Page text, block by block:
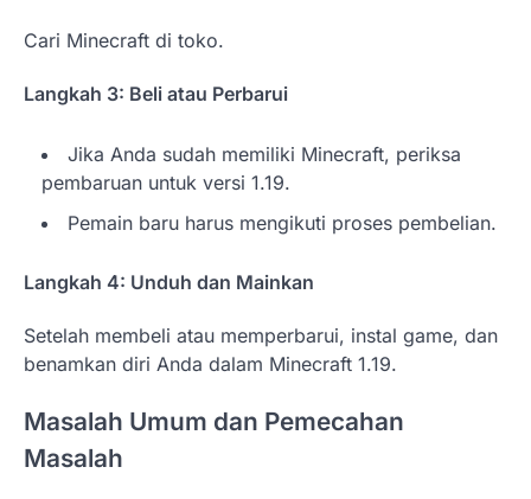
Cari Minecraft di toko.
Langkah 3: Beli atau Perbarui
Jika Anda sudah memiliki Minecraft, periksa
pembaruan untuk versi 1.19.
Pemain baru harus mengikuti proses pembelian.
Langkah 4: Unduh dan Mainkan
Setelah membeli atau memperbarui, instal game, dan
benamkan diri Anda dalam Minecraft 1.19.
Masalah Umum dan Pemecahan
Masalah